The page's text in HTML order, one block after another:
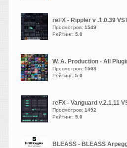
На другом ресурсе уже
нормальная версия.
Heavy
Жирненький! Они, кстати,
веб версию
запилили https://
vangog171
написал 07.08.2026 в17:38
Удалил свое. Полная
reFX - Rippler v .1.0.39
Просмотров: 1549
Рейтинг: 5.0
W. A. Production - All
Просмотров: 1503
Рейтинг: 5.0
reFX - Vanguard v.2.1.11
Просмотров: 1492
Рейтинг: 5.0
BLEASS - BLEASS